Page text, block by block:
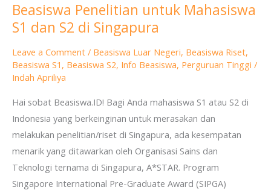
Beasiswa Penelitian untuk Mahasiswa
S1 dan S2 di Singapura
Leave a Comment / Beasiswa Luar Negeri, Beasiswa Riset,
Beasiswa S1 , Beasiswa S2, Info Beasiswa, Perguruan Tinggi /
Indah Apriliya
Hai sobat Beasiswa.ID! Bagi Anda mahasiswa S1 atau S2 di
Indonesia yang berkeinginan untuk merasakan dan
melakukan penelitian/riset di Singapura, ada kesempatan
menarik yang ditawarkan oleh Organisasi Sains dan
Teknologi ternama di Singapura, A*STAR. Program
Singapore International Pre-Graduate Award (SIPGA)
Beasiswa
Penelitian
Mahasiswa
S1
S2
di
Singapura